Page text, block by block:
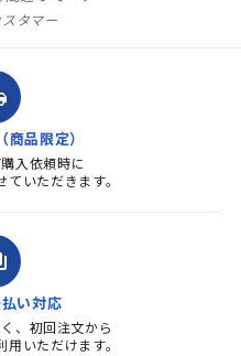
まいました。
も早く、品
満足していま
トするときは
タマー
品限定）
入依頼時に
いただきます。
い対応
、初回注文から
いただけます。